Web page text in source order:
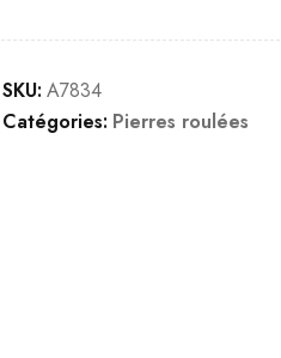
SKU: A7834
Catégories: Pierres roulées